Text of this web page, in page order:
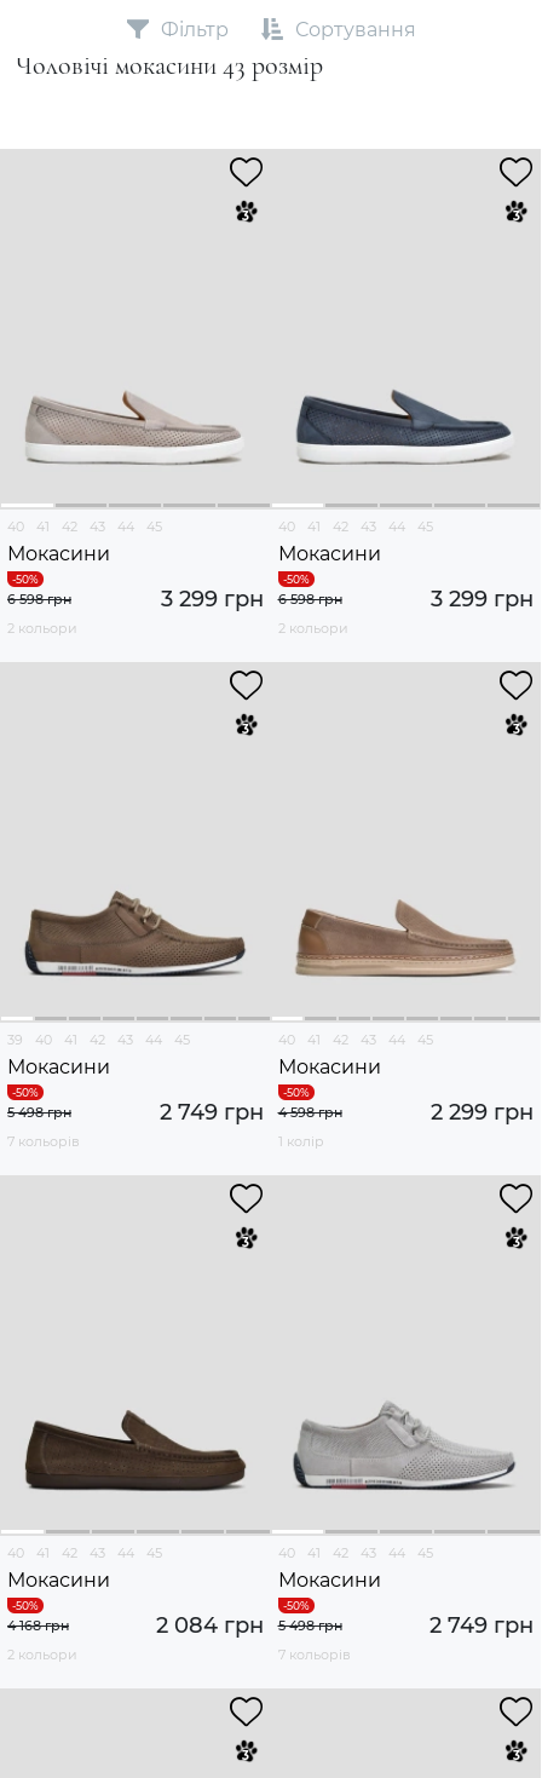
Чоловічі мокасини 43 розмір
Фільтр Сортування
40 41 42 43 44 45
Мокасини
3 299 грн
6 598 грн
2 кольори
40 41 42 43 44 45
Мокасини
3 299 грн
6 598 грн
2 кольори
39 40 41 42 43 44 45
Мокасини
2 749 грн
5 498 грн
7 кольорів
40 41 42 43 44 45
Мокасини
2 299 грн
4 598 грн
1 колір
40 41 42 43 44 45
Мокасини
2 084 грн
4 168 грн
2 кольори
40 41 42 43 44 45
Мокасини
2 749 грн
5 498 грн
7 кольорів